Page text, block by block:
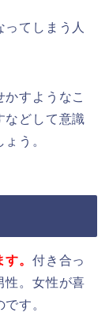
てしまう人
かすようなこ
などして意識
う。
。 付き合っ
性。女性が喜
す。